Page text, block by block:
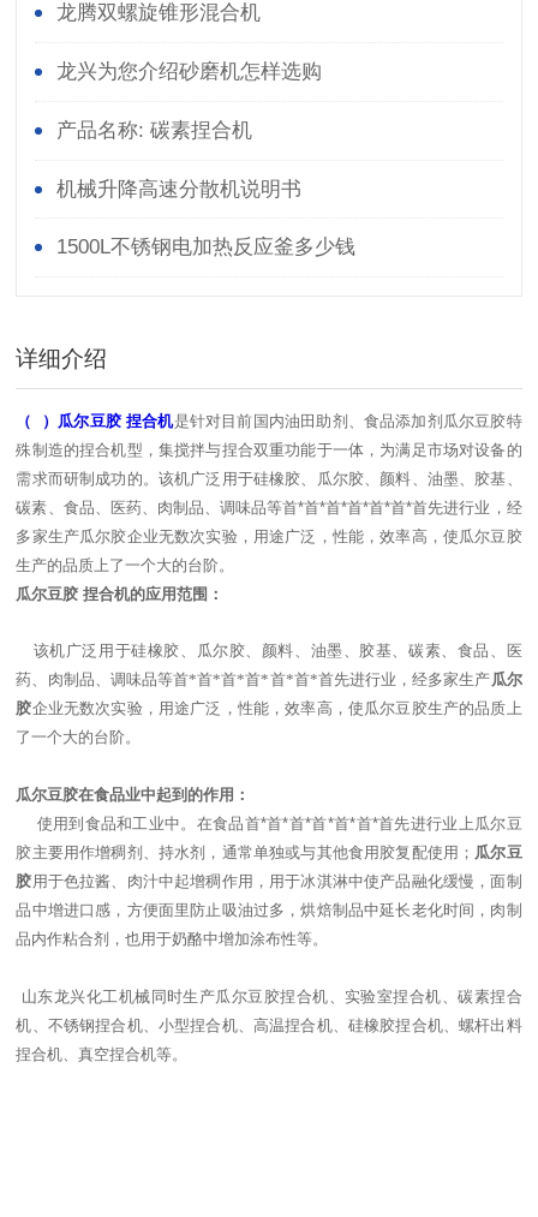
龙腾双螺旋锥形混合机
龙兴为您介绍砂磨机怎样选购
产品名称: 碳素捏合机
机械升降高速分散机说明书
1500L不锈钢电加热反应釜多少钱
详细介绍
（ ）瓜尔豆胶 捏合机是针对目前国内油田助剂、食品添加剂瓜尔豆胶特
殊制造的捏合机型，集搅拌与捏合双重功能于一体，为满足市场对设备的
需求而研制成功的。该机广泛用于硅橡胶、瓜尔胶、颜料、油墨、胶基、
碳素、食品、医药、肉制品、调味品等首*首*首*首*首*首*首先进行业，经
多家生产瓜尔胶企业无数次实验，用途广泛，性能，效率高，使瓜尔豆胶
生产的品质上了一个大的台阶。
瓜尔豆胶 捏合机的应用范围：
该机广泛用于硅橡胶、瓜尔胶、颜料、油墨、胶基、碳素、食品、医
药、肉制品、调味品等首*首*首*首*首*首*首先进行业，经多家生产瓜尔
胶企业无数次实验，用途广泛，性能，效率高，使瓜尔豆胶生产的品质上
了一个大的台阶。
瓜尔豆胶在食品业中起到的作用：
使用到食品和工业中。在食品首*首*首*首*首*首*首先进行业上瓜尔豆
胶主要用作增稠剂、持水剂，通常单独或与其他食用胶复配使用； 瓜尔豆
胶用于色拉酱、肉汁中起增稠作用，用于冰淇淋中使产品融化缓慢，面制
品中增进口感，方便面里防止吸油过多，烘焙制品中延长老化时间，肉制
品内作粘合剂，也用于奶酪中增加涂布性等。
山东龙兴化工机械同时生产瓜尔豆胶捏合机、实验室捏合机、碳素捏合
机、不锈钢捏合机、小型捏合机、高温捏合机、硅橡胶捏合机、螺杆出料
捏合机、真空捏合机等。